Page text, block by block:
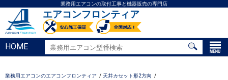
業務用エアコンの取付工事と機器販売の専門店
エアコンフロンティア
HOME
業務用エアコンのエアコンフロンティア
天井カセット形2方向